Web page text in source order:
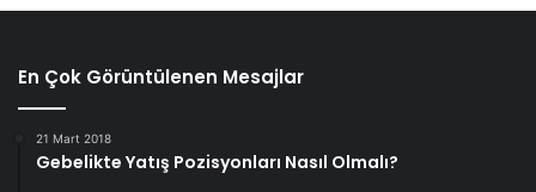
En Çok Görüntülenen Mesajlar
21 Mart 2018
Gebelikte Yatış Pozisyonları Nasıl Olmalı?